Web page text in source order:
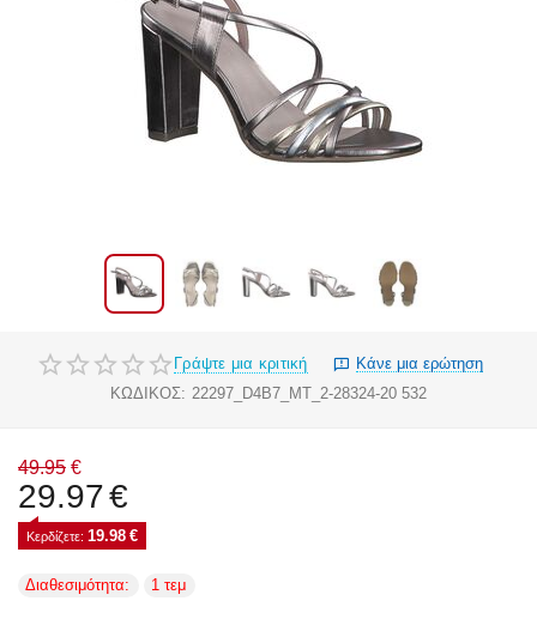
Γράψτε μια κριτική
Κάνε μια ερώτηση
ΚΩΔΙΚΟΣ: 22297_D4B7_MT_2-28324-20 532
49.95 €
29.97€
Κερδίζετε: 19.98 €
Διαθεσιμότητα: 1 τεμ